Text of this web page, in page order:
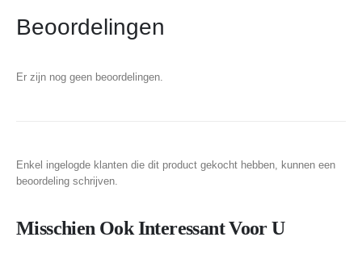
Beoordelingen
Er zijn nog geen beoordelingen.
Enkel ingelogde klanten die dit product gekocht hebben, kunnen een
beoordeling schrijven.
Misschien Ook Interessant Voor U